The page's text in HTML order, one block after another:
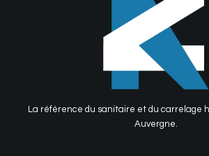
La référence du sanitaire et du carrelage
Auvergne.